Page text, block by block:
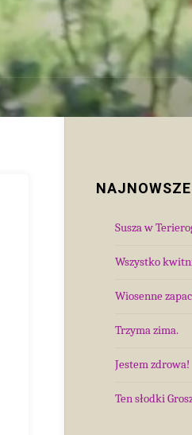
Susza w
Wszystko
Wiosenne
Trzyma zima.
Jestem zdrowa!
Ten słodki